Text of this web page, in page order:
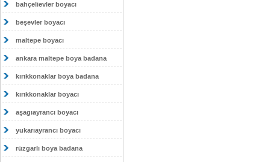
bahçelievler boyacı
beşevler boyacı
maltepe boyacı
ankara maltepe boya badana
kırıkkonaklar boya badana
kırıkkonaklar boyacı
aşagıayrancı boyacı
yukarıayrancı boyacı
rüzgarlı boya badana